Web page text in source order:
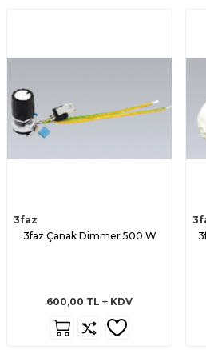
3faz
3faz Çanak Dimmer 500 W
600,00 TL KDV